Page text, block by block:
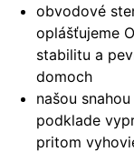
obvodové
oplášťujeme
stabilitu a
domoch
našou
podklade
pritom